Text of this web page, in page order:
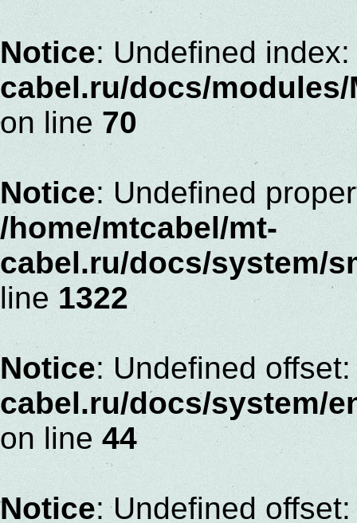
Notice: Undefined
cabel.ru/docs/
on line 70
Notice: Undefined
/home/mtcabel/mt-
cabel.ru/docs/system/
line 1322
Notice: Undefined
cabel.ru/docs/system/
on line 44
Notice: Undefined